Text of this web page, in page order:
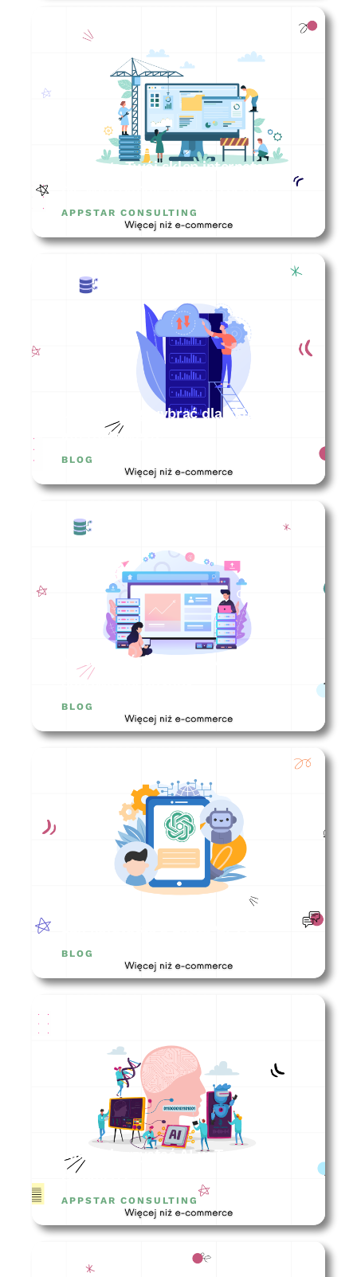
Dlaczego Twój sklep internetowy
APPSTAR CONSULTING
Jaki hosting wybrać dla sklepu
internetowego?
BLOG
Na co zwrócić uwagę wybierając
odpowiedni hosting?
BLOG
BLOG
Jak wykorzystać AI w Twoim e-
commerce?
APPSTAR CONSULTING